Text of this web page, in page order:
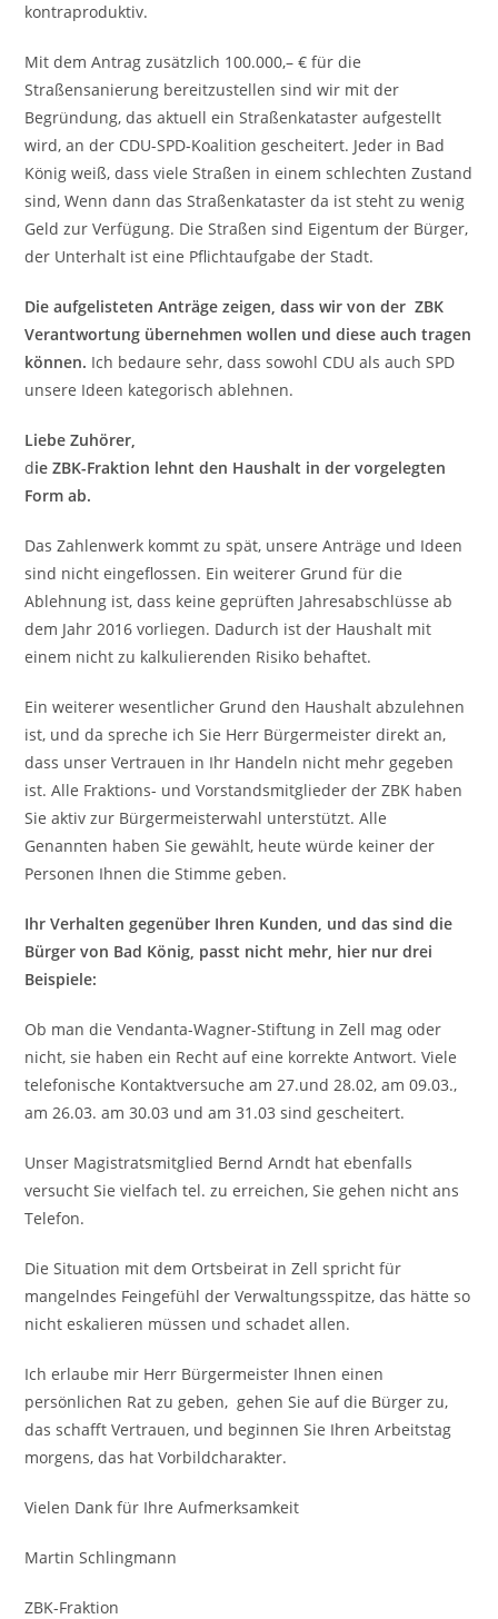
kontraproduktiv.
Mit dem Antrag zusätzlich 100.000,– € für die
Straßensanierung bereitzustellen sind wir mit der
Begründung, das aktuell ein Straßenkataster aufgestellt
wird, an der CDU-SPD-Koalition gescheitert. Jeder in Bad
König weiß, dass viele Straßen in einem schlechten Zustand
sind, Wenn dann das Straßenkataster da ist steht zu wenig
Geld zur Verfügung. Die Straßen sind Eigentum der Bürger,
der Unterhalt ist eine Pflichtaufgabe der Stadt.
Die aufgelisteten Anträge zeigen, dass wir von der ZBK
Verantwortung übernehmen wollen und diese auch tragen
können. Ich bedaure sehr, dass sowohl CDU als auch SPD
unsere Ideen kategorisch ablehnen.
Liebe Zuhörer,
die ZBK-Fraktion lehnt den Haushalt in der vorgelegten
Form ab.
Das Zahlenwerk kommt zu spät, unsere Anträge und Ideen
sind nicht eingeflossen. Ein weiterer Grund für die
Ablehnung ist, dass keine geprüften Jahresabschlüsse ab
dem Jahr 2016 vorliegen. Dadurch ist der Haushalt mit
einem nicht zu kalkulierenden Risiko behaftet.
Ein weiterer wesentlicher Grund den Haushalt abzulehnen
ist, und da spreche ich Sie Herr Bürgermeister direkt an,
dass unser Vertrauen in Ihr Handeln nicht mehr gegeben
ist. Alle Fraktions- und Vorstandsmitglieder der ZBK haben
Sie aktiv zur Bürgermeisterwahl unterstützt. Alle
Genannten haben Sie gewählt, heute würde keiner der
Personen Ihnen die Stimme geben.
Ihr Verhalten gegenüber Ihren Kunden, und das sind die
Bürger von Bad König, passt nicht mehr, hier nur drei
Beispiele:
Ob man die Vendanta-Wagner-Stiftung in Zell mag oder
nicht, sie haben ein Recht auf eine korrekte Antwort. Viele
telefonische Kontaktversuche am 27.und 28.02, am 09.03.,
am 26.03. am 30.03 und am 31.03 sind gescheitert.
Unser Magistratsmitglied Bernd Arndt hat ebenfalls
versucht Sie vielfach tel. zu erreichen, Sie gehen nicht ans
Telefon.
Die Situation mit dem Ortsbeirat in Zell spricht für
mangelndes Feingefühl der Verwaltungsspitze, das hätte so
nicht eskalieren müssen und schadet allen.
Ich erlaube mir Herr Bürgermeister Ihnen einen
persönlichen Rat zu geben, gehen Sie auf die Bürger zu,
das schafft Vertrauen, und beginnen Sie Ihren Arbeitstag
morgens, das hat Vorbildcharakter.
Vielen Dank für Ihre Aufmerksamkeit
Martin Schlingmann
ZBK-Fraktion